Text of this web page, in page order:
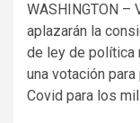
WASHINGTON –
aplazarán la
de ley de política
una votación
Covid para los